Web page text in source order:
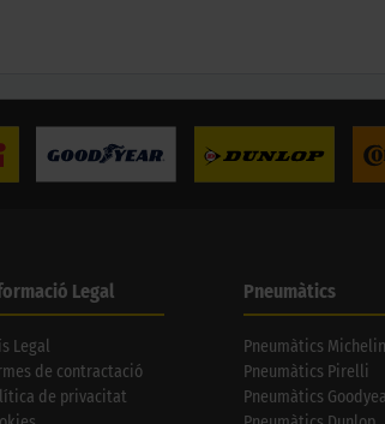
Legal
Legal
de contractació
de privacitat
Pneumàtics
Pneumàtics Michelin
Pneumàtics Pirelli
Pneumàtics